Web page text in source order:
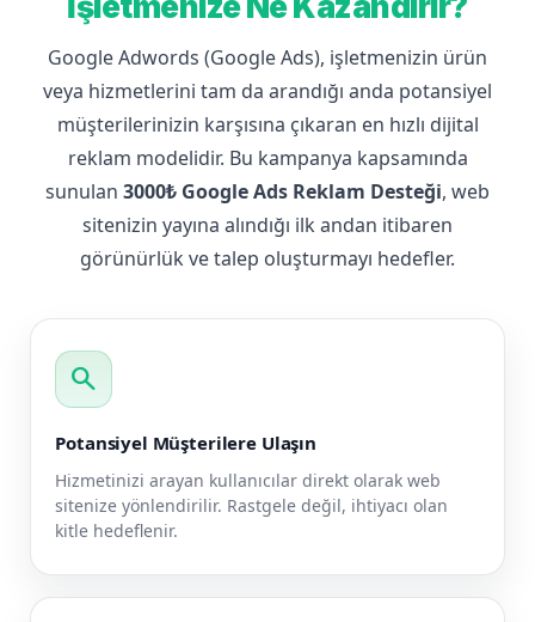
Google Adwords (Google Ads), işletmenizin ürün
veya hizmetlerini tam da arandığı anda potansiyel
müşterilerinizin karşısına çıkaran en hızlı dijital
reklam modelidir. Bu kampanya kapsamında
sunulan 3000₺ Google Ads Reklam Desteği, web
sitenizin yayına alındığı ilk andan itibaren
görünürlük ve talep oluşturmayı hedefler.
search
Potansiyel Müşterilere Ulaşın
Hizmetinizi arayan kullanıcılar direkt olarak web
sitenize yönlendirilir. Rastgele değil, ihtiyacı olan
kitle hedeflenir.